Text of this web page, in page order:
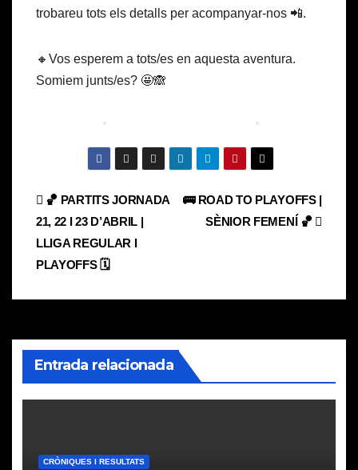
trobareu tots els detalls per acompanyar-nos 📲.
🔸Vos esperem a tots/es en aquesta aventura.
Somiem junts/es? 🤩🙈
Navegación
de
entradas
🚌 ROAD TO PLAYOFFS |
SÈNIOR FEMENÍ 🏀
🏀 PARTITS JORNADA
21, 22 I 23 D’ABRIL |
LLIGA REGULAR I
PLAYOFFS 🗓
Entrada relacionada
CRÒNIQUES I RESULTATS